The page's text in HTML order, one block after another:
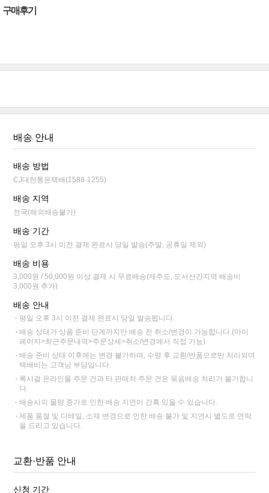
구매후기
배송 안내
배송 방법
CJ대한통운택배(1588-1255)
배송 지역
전국(해외배송불가)
배송 기간
평일 오후 3시 이전 결제 완료시 당일 발송(주말, 공휴일 제외)
배송 비용
3,000원 / 50,000원 이상 결제 시 무료배송(제주도, 도서산간지역 배송비
3,000원 추가)
배송 안내
평일 오후 3시 이전 결제 완료시 당일 발송됩니다.
배송 상태가 상품 준비 단계까지만 배송 전 취소/변경이 가능합니다.(마이
페이지>최근주문내역>주문상세>취소/변경에서 직접 가능)
배송 준비 상태 이후에는 변경 불가하며, 수령 후 교환/반품으로만 처리되며
택배비는 고객님 부담입니다.
록시걸 온라인몰 주문 건과 타 판매처 주문 건은 묶음배송 처리가 불가합니
다.
배송사의 물량 증가로 인한 배송 지연이 간혹 있을 수 있습니다.
제품 품절 및 디테일, 소재 변경으로 인한 배송 불가 및 지연시 별도로 연락
을 드리고 있습니다.
교환·반품 안내
신청 기간